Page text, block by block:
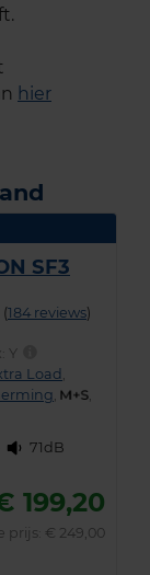
hier
SF3
(184 reviews)
Y
Load ,
, ,
71dB
199,20
prijs: € 249,00